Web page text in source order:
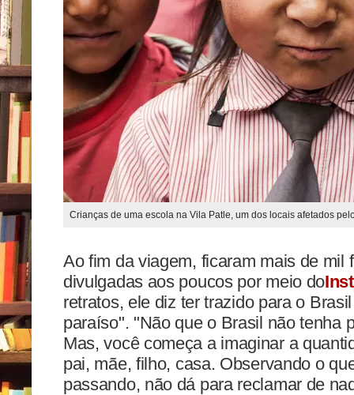
Crianças de uma escola na Vila Patle, um dos locais afetados
Ao fim da viagem, ficaram mais de mil
divulgadas aos poucos por meio do
retratos, ele diz ter trazido para o
paraíso". "Não que o Brasil não tenha
Mas, você começa a imaginar a
pai, mãe, filho, casa. Observando o
passando, não dá para reclamar de